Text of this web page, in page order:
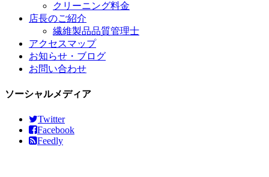
クリーニング料金
店長のご紹介
繊維製品品質管理士
アクセスマップ
お知らせ・ブログ
お問い合わせ
ソーシャルメディア
Twitter
Facebook
Feedly